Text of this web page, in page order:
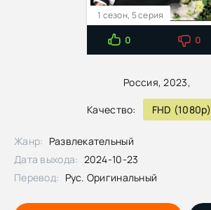
Россия, 2023,
Качество: FHD (1080p)
1 сезон, 5 серия
0 0
Жанр: Развлекательный
Дата выхода: 2024-10-23
Перевод: Рус. Оригинальный